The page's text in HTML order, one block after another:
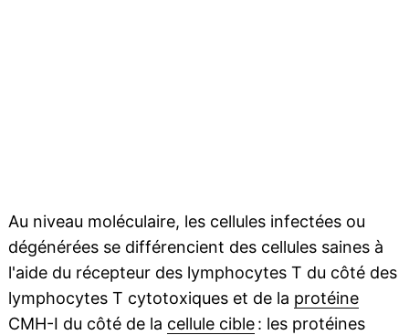
Au niveau moléculaire, les cellules infectées ou
dégénérées se différencient des cellules saines à
l'aide du récepteur des lymphocytes T du côté des
lymphocytes T cytotoxiques et de la protéine
CMH-I du côté de la cellule cible: les protéines